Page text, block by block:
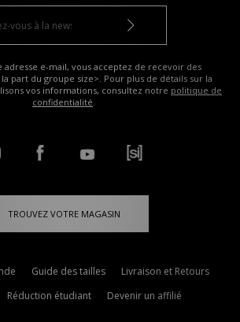
adresse e-mail, vous acceptez de recevoir des
part du groupe size>. Pour plus de détails sur la
vos informations, consultez notre politique de
confidentialité.
TROUVEZ VOTRE MAGASIN
Guide des tailles
Livraison et Retours
Réduction étudiant Devenir un affilié